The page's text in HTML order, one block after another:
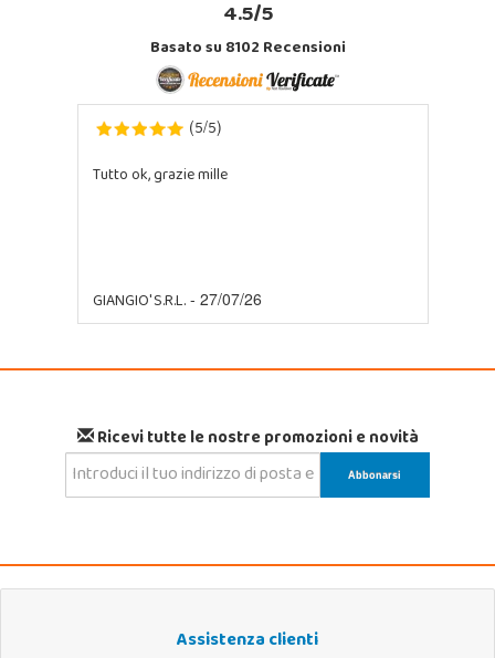
4.5/5
Basato su 8102 Recensioni
(5/5)
Tutto ok, grazie mille
GIANGIO' S.R.L.- 27/07/26
Ricevi tutte le nostre promozioni e novità
Assistenza clienti